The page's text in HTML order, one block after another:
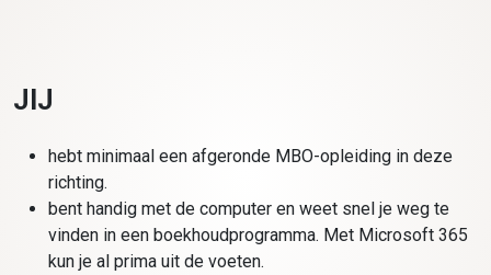
JIJ
hebt minimaal een afgeronde MBO-opleiding in deze
richting.
bent handig met de computer en weet snel je weg te
vinden in een boekhoudprogramma. Met Microsoft 365
kun je al prima uit de voeten.